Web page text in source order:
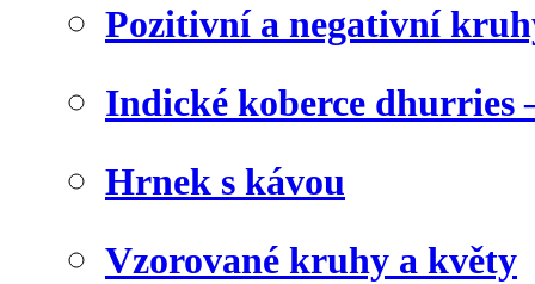
Pozitivní a negativní
Indické koberce dhurries
Hrnek s kávou
Vzorované kruhy a květy